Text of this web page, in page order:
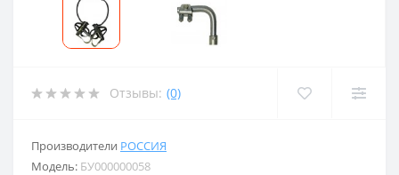
Отзывы: (0)
Производители РОССИЯ
Модель: БУ000000058